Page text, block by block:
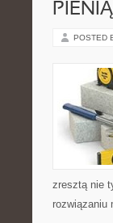
POSTED
zresztą nie
rozwiązaniu